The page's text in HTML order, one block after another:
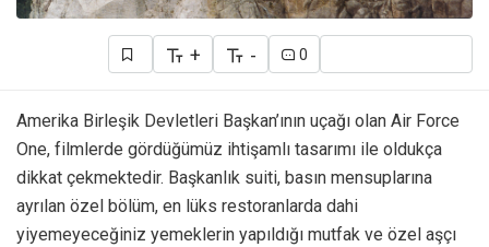
+ - 0
Amerika Birleşik Devletleri Başkan’ının uçağı olan Air Force
One, filmlerde gördüğümüz ihtişamlı tasarımı ile oldukça
dikkat çekmektedir. Başkanlık suiti, basın mensuplarına
ayrılan özel bölüm, en lüks restoranlarda dahi
yiyemeyeceğiniz yemeklerin yapıldığı mutfak ve özel aşçı